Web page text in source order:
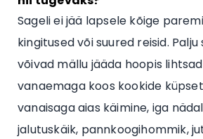
Sageli ei jää lapsele kõige
kingitused või suured reisid.
võivad mällu jääda hoopis
vanaemaga koos kookide
vanaisaga aias käimine, iga
jalutuskäik, pannkoogihommik,